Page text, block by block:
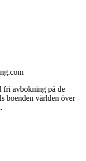
fri avbokning på de
boenden världen över –